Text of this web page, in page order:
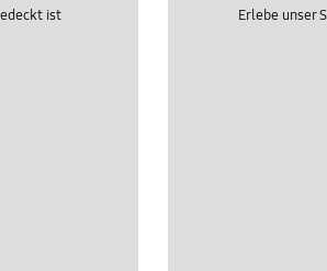
ist Erlebe unser